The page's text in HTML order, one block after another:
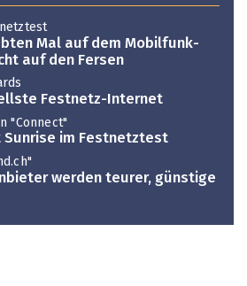
Mal auf dem Mobilfunk-
auf den Fersen
Festnetz-Internet
"Connect"
Sunrise im Festnetztest
werden teurer, günstige